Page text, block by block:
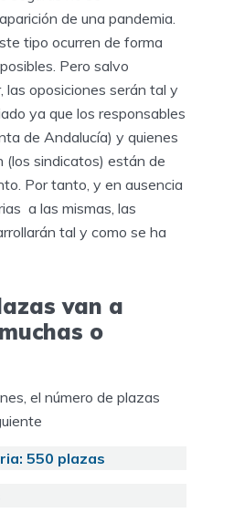
de una pandemia.
tipo ocurren de forma
Pero salvo
las oposiciones serán tal y
ya que los responsables
de Andalucía) y quienes
(los sindicatos) están de
Por tanto, y en ausencia
a las mismas, las
tal y como se ha
van a
o
el número de plazas
550 plazas